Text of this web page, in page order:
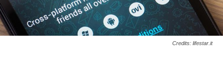
Credits: lifestar.it